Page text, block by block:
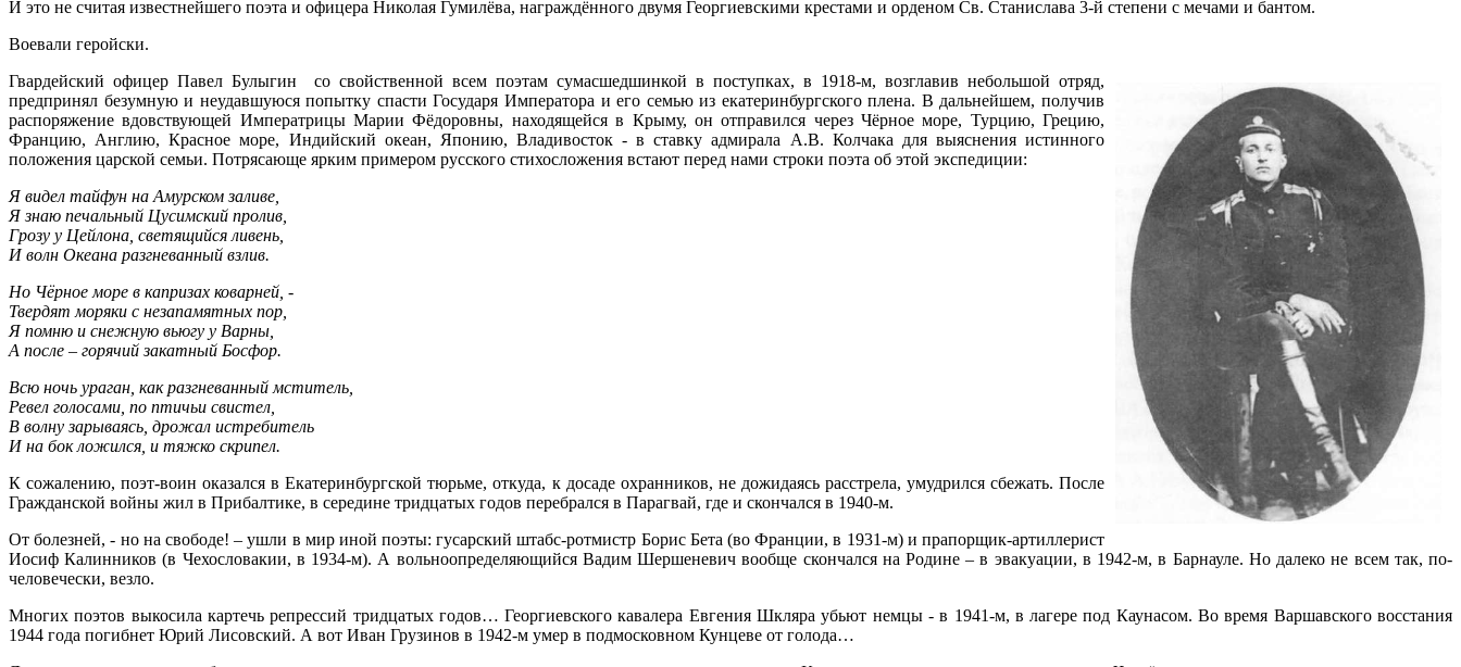
И это не считая известнейшего поэта и офицера Николая Гумилёва, награждённого двумя Георгиевскими крестами и орденом Св. Станислава 3-й степени с мечами и бантом.
Воевали геройски.
Гвардейский офицер Павел Булыгин со свойственной всем поэтам сумасшедшинкой в поступках, в 1918-м, возглавив небольшой отряд,
предпринял безумную и неудавшуюся попытку спасти Государя Императора и его семью из екатеринбургского плена. В дальнейшем, получив
распоряжение вдовствующей Императрицы Марии Фёдоровны, находящейся в Крыму, он отправился через Чёрное море, Турцию, Грецию,
Францию, Англию, Красное море, Индийский океан, Японию, Владивосток - в ставку адмирала А.В. Колчака для выяснения истинного
положения царской семьи. Потрясающе ярким примером русского стихосложения встают перед нами строки поэта об этой экспедиции:
Я видел тайфун на Амурском заливе,
Я знаю печальный Цусимский пролив,
Грозу у Цейлона, светящийся ливень,
И волн Океана разгневанный взлив.
Но Чёрное море в капризах коварней, -
Твердят моряки с незапамятных пор,
Я помню и снежную вьюгу у Варны,
А после – горячий закатный Босфор.
Всю ночь ураган, как разгневанный мститель,
Ревел голосами, по птичьи свистел,
В волну зарываясь, дрожал истребитель
И на бок ложился, и тяжко скрипел.
К сожалению, поэт-воин оказался в Екатеринбургской тюрьме, откуда, к досаде охранников, не дожидаясь расстрела, умудрился сбежать. После
Гражданской войны жил в Прибалтике, в середине тридцатых годов перебрался в Парагвай, где и скончался в 1940-м.
От болезней, - но на свободе! – ушли в мир иной поэты: гусарский штабс-ротмистр Борис Бета (во Франции, в 1931-м) и прапорщик-артиллерист
Иосиф Калинников (в Чехословакии, в 1934-м). А вольноопределяющийся Вадим Шершеневич вообще скончался на Родине – в эвакуации, в 1942-м, в Барнауле. Но далеко не всем так, по-
человечески, везло.
Многих поэтов выкосила картечь репрессий тридцатых годов… Георгиевского кавалера Евгения Шкляра убьют немцы - в 1941-м, в лагере под Каунасом. Во время Варшавского восстания
1944 года погибнет Юрий Лисовский. А вот Иван Грузинов в 1942-м умер в подмосковном Кунцеве от голода…